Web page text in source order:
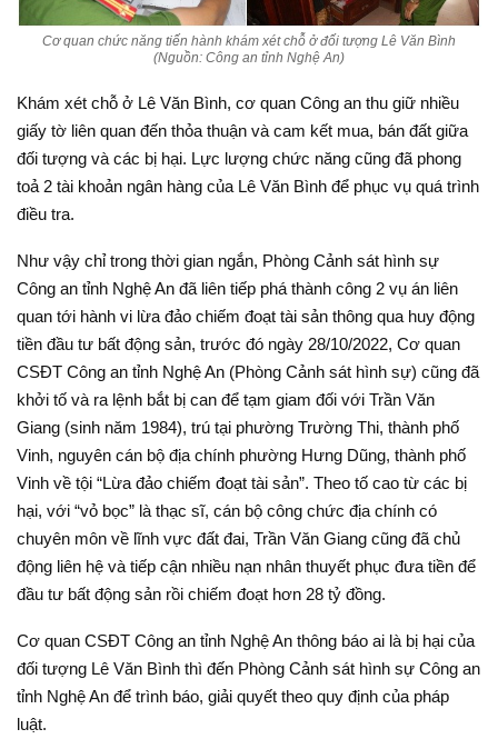
Cơ quan chức năng tiến hành khám xét chỗ ở đối tượng Lê Văn Bình
(Nguồn: Công an tỉnh Nghệ An)
Khám xét chỗ ở Lê Văn Bình, cơ quan Công an thu giữ nhiều
giấy tờ liên quan đến thỏa thuận và cam kết mua, bán đất giữa
đối tượng và các bị hại. Lực lượng chức năng cũng đã phong
toả 2 tài khoản ngân hàng của Lê Văn Bình để phục vụ quá trình
điều tra.
Như vậy chỉ trong thời gian ngắn, Phòng Cảnh sát hình sự
Công an tỉnh Nghệ An đã liên tiếp phá thành công 2 vụ án liên
quan tới hành vi lừa đảo chiếm đoạt tài sản thông qua huy động
tiền đầu tư bất động sản, trước đó ngày 28/10/2022, Cơ quan
CSĐT Công an tỉnh Nghệ An (Phòng Cảnh sát hình sự) cũng đã
khởi tố và ra lệnh bắt bị can để tạm giam đối với Trần Văn
Giang (sinh năm 1984), trú tại phường Trường Thi, thành phố
Vinh, nguyên cán bộ địa chính phường Hưng Dũng, thành phố
Vinh về tội “Lừa đảo chiếm đoạt tài sản”. Theo tố cao từ các bị
hại, với “vỏ bọc” là thạc sĩ, cán bộ công chức địa chính có
chuyên môn về lĩnh vực đất đai, Trần Văn Giang cũng đã chủ
động liên hệ và tiếp cận nhiều nạn nhân thuyết phục đưa tiền để
đầu tư bất động sản rồi chiếm đoạt hơn 28 tỷ đồng.
Cơ quan CSĐT Công an tỉnh Nghệ An thông báo ai là bị hại của
đối tượng Lê Văn Bình thì đến Phòng Cảnh sát hình sự Công an
tỉnh Nghệ An để trình báo, giải quyết theo quy định của pháp
luật.